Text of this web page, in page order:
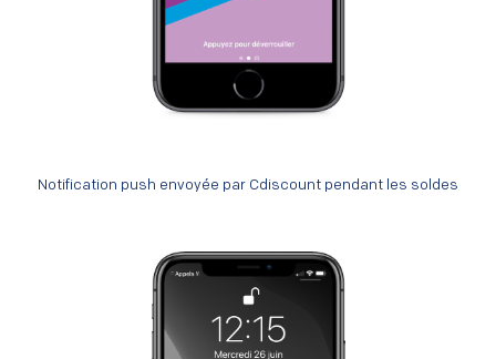
Notification push envoyée par Cdiscount pendant les soldes